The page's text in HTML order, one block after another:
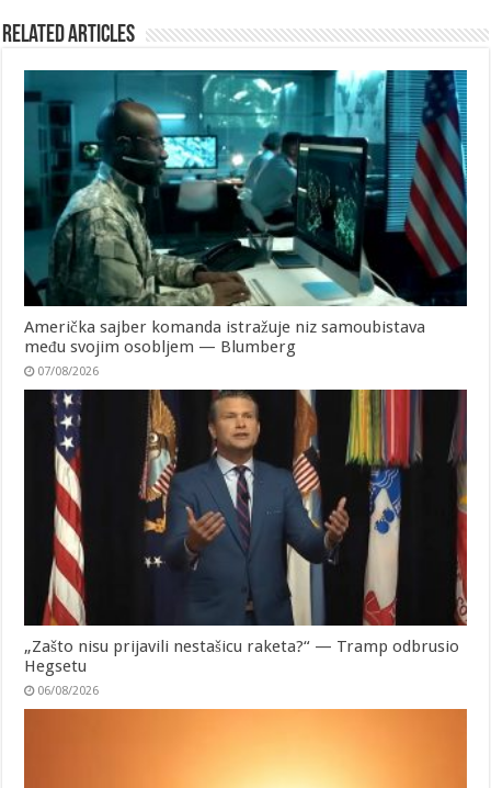
Related Articles
Američka sajber komanda istražuje niz samoubistava
među svojim osobljem — Blumberg
07/08/2026
„Zašto nisu prijavili nestašicu raketa?“ — Tramp odbrusio
Hegsetu
06/08/2026